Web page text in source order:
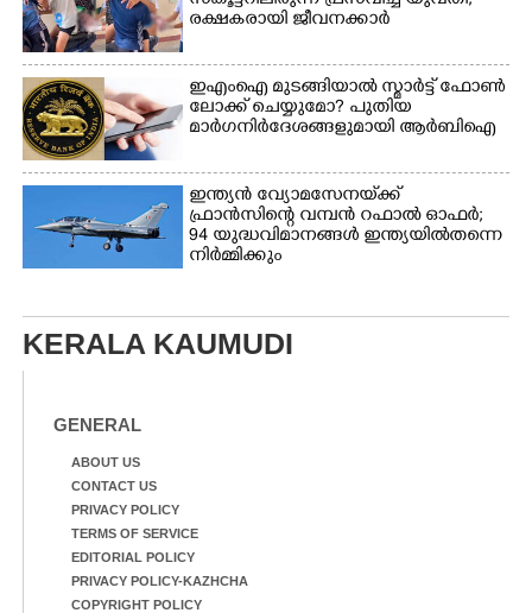
രക്ഷകരായി ജീവനക്കാർ
ഇഎംഐ മുടങ്ങിയാൽ സ്മാർട്ട് ഫോൺ
ലോക്ക് ചെയ്യുമോ? പുതിയ
മാർഗനിർദേശങ്ങളുമായി ആർബിഐ
ഇന്ത്യൻ വ്യോമസേനയ്‌ക്ക്
ഫ്രാൻസിന്റെ വമ്പൻ റഫാൽ ഓഫർ;
94 യുദ്ധവിമാനങ്ങൾ ഇന്ത്യയിൽതന്നെ
നിർ‌മ്മിക്കും
KERALA KAUMUDI
GENERAL
ABOUT US
CONTACT US
PRIVACY POLICY
TERMS OF SERVICE
EDITORIAL POLICY
PRIVACY POLICY-KAZHCHA
COPYRIGHT POLICY